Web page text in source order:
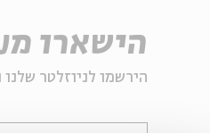
הישארו
הירשמו לניוזלטר